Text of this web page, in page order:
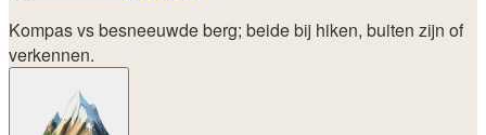
Kompas vs besneeuwde berg; beide bij hiken, buiten zijn of
verkennen.